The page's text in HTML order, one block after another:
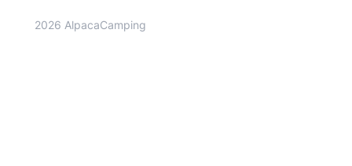
2026 AlpacaCamping